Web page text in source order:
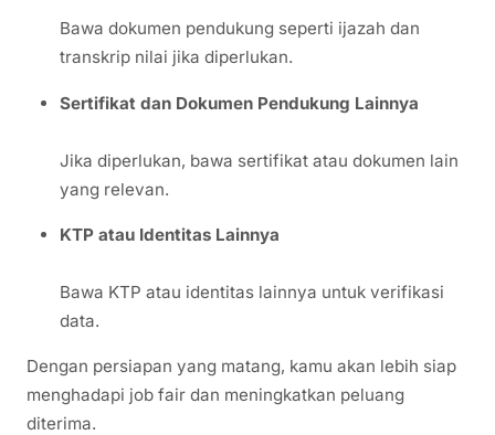
Bawa dokumen pendukung seperti ijazah dan
transkrip nilai jika diperlukan.
Sertifikat dan Dokumen Pendukung Lainnya
Jika diperlukan, bawa sertifikat atau dokumen lain
yang relevan.
KTP atau Identitas Lainnya
Bawa KTP atau identitas lainnya untuk verifikasi
data.
Dengan persiapan yang matang, kamu akan lebih siap
menghadapi job fair dan meningkatkan peluang
diterima.